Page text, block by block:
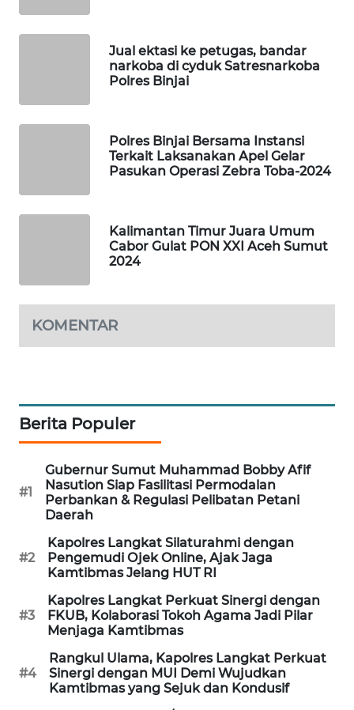
Jual ektasi ke petugas, bandar
narkoba di cyduk Satresnarkoba
Polres Binjai
Polres Binjai Bersama Instansi
Terkait Laksanakan Apel Gelar
Pasukan Operasi Zebra Toba-2024
Kalimantan Timur Juara Umum
Cabor Gulat PON XXI Aceh Sumut
2024
KOMENTAR
Berita Populer
#1
Gubernur Sumut Muhammad Bobby Afif
Nasution Siap Fasilitasi Permodalan
Perbankan & Regulasi Pelibatan Petani
Daerah
#2
Kapolres Langkat Silaturahmi dengan
Pengemudi Ojek Online, Ajak Jaga
Kamtibmas Jelang HUT RI
#3
Kapolres Langkat Perkuat Sinergi dengan
FKUB, Kolaborasi Tokoh Agama Jadi Pilar
Menjaga Kamtibmas
#4
Rangkul Ulama, Kapolres Langkat Perkuat
Sinergi dengan MUI Demi Wujudkan
Kamtibmas yang Sejuk dan Kondusif
SIBARAGAS
KRT
JURNAL
HUMBANG
NEWS
GARONGGANG
NEWS
FISUELRI
ID
ENERGI
NEWS